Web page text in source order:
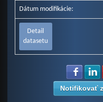
Dátum modifikácie:
Detail
datasetu
Notifikovať